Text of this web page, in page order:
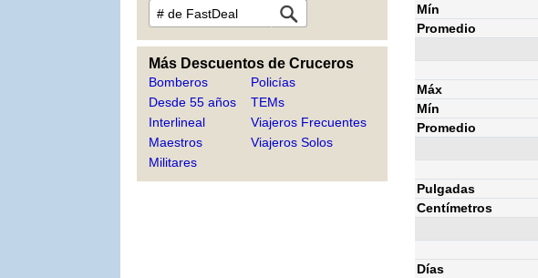
Más Descuentos de Cruceros
Bomberos
Desde 55 años
Interlineal
Maestros
Militares
Policías
TEMs
Viajeros Frecuentes
Viajeros Solos
Mín
Promedio
Máx
Mín
Promedio
Pulgadas
Centímetros
Días